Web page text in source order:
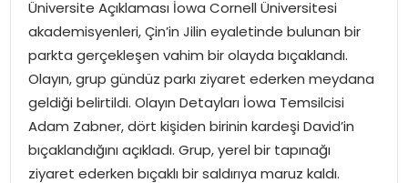
YAŞAM
MAGAZIN
SAĞLIK
SOSYAL HABER
Üniversite Açıklaması İowa Cornell Üniversitesi
akademisyenleri, Çin’in Jilin eyaletinde bulunan bir
parkta gerçekleşen vahim bir olayda bıçaklandı.
Olayın, grup gündüz parkı ziyaret ederken meydana
geldiği belirtildi. Olayın Detayları İowa Temsilcisi
Adam Zabner, dört kişiden birinin kardeşi David’in
bıçaklandığını açıkladı. Grup, yerel bir tapınağı
ziyaret ederken bıçaklı bir saldırıya maruz kaldı.